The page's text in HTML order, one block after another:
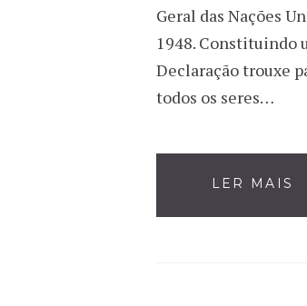
Geral das Nações
1948. Constituindo
Declaração trouxe
todos os seres…
LER MAIS